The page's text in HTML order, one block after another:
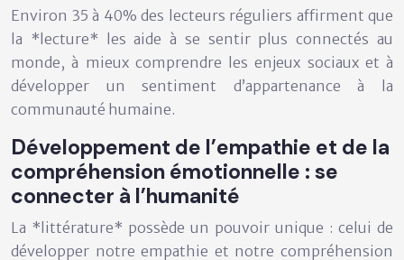
Environ 35 à 40% des lecteurs réguliers affirment que
la *lecture* les aide à se sentir plus connectés au
monde, à mieux comprendre les enjeux sociaux et à
développer un sentiment d’appartenance à la
communauté humaine.
Développement de l’empathie et de la
compréhension émotionnelle : se
connecter à l’humanité
La *littérature* possède un pouvoir unique : celui de
développer notre empathie et notre compréhension